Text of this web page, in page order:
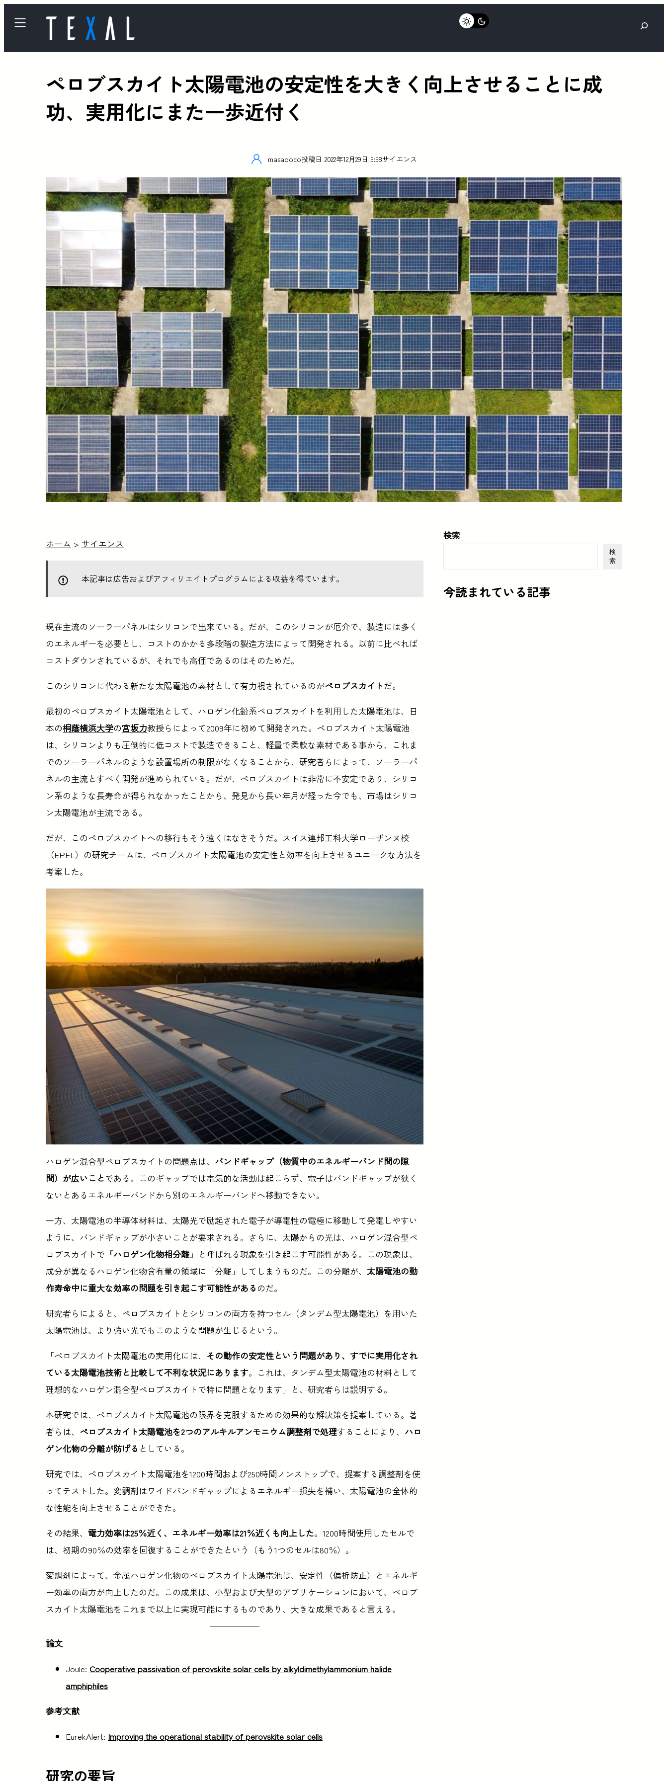
検
ペロブスカイト太陽電池の安定性を大きく向上させることに成
功、実用化にまた一歩近付く
masapoco投稿日 2022年12月29日 5:58サイエンス
ホーム > サイエンス
本記事は広告およびアフィリエイトプログラムによる収益を得ています。
現在主流のソーラーパネルはシリコンで出来ている。だが、このシリコンが厄介で、製造には多く
のエネルギーを必要とし、コストのかかる多段階の製造方法によって開発される。以前に比べれば
コストダウンされているが、それでも高価であるのはそのためだ。
このシリコンに代わる新たな太陽電池の素材として有力視されているのがペロブスカイトだ。
最初のペロブスカイト太陽電池として、ハロゲン化鉛系ペロブスカイトを利用した太陽電池は、日
本の桐蔭横浜大学の宮坂力教授らによって2009年に初めて開発された。ペロブスカイト太陽電池
は、シリコンよりも圧倒的に低コストで製造できること、軽量で柔軟な素材である事から、これま
でのソーラーパネルのような設置場所の制限がなくなることから、研究者らによって、ソーラーパ
ネルの主流とすべく開発が進められている。だが、ペロブスカイトは非常に不安定であり、シリコ
ン系のような長寿命が得られなかったことから、発見から長い年月が経った今でも、市場はシリコ
ン太陽電池が主流である。
だが、このペロブスカイトへの移行もそう遠くはなさそうだ。スイス連邦工科大学ローザンヌ校
（EPFL）の研究チームは、ペロブスカイト太陽電池の安定性と効率を向上させるユニークな方法を
考案した。
ハロゲン混合型ペロブスカイトの問題点は、 バンドギャップ（物質中のエネルギーバンド間の隙
間）が広いことである。このギャップでは電気的な活動は起こらず、電子はバンドギャップが狭く
ないとあるエネルギーバンドから別のエネルギーバンドへ移動できない。
一方、太陽電池の半導体材料は、太陽光で励起された電子が導電性の電極に移動して発電しやすい
ように、バンドギャップが小さいことが要求される。さらに、太陽からの光は、ハロゲン混合型ペ
ロブスカイトで 「ハロゲン化物相分離」 と呼ばれる現象を引き起こす可能性がある。この現象は、
成分が異なるハロゲン化物含有量の領域に「分離」してしまうものだ。この分離が、 太陽電池の動
作寿命中に重大な効率の問題を引き起こす可能性がある のだ。
研究者らによると、ペロブスカイトとシリコンの両方を持つセル（タンデム型太陽電池）を用いた
太陽電池は、より強い光でもこのような問題が生じるという。
「ペロブスカイト太陽電池の実用化には、 その動作の安定性という問題があり、すでに実用化され
ている太陽電池技術と比較して不利な状況にあります。これは、タンデム型太陽電池の材料として
理想的なハロゲン混合型ペロブスカイトで特に問題となります」と、研究者らは説明する。
本研究では、ペロブスカイト太陽電池の限界を克服するための効果的な解決策を提案している。著
者らは、 ペロブスカイト太陽電池を2つのアルキルアンモニウム調整剤で処理することにより、 ハロ
ゲン化物の分離が防げる としている。
研究では、ペロブスカイト太陽電池を1200時間および250時間ノンストップで、提案する調整剤を使
ってテストした。変調剤はワイドバンドギャップによるエネルギー損失を補い、太陽電池の全体的
な性能を向上させることができた。
その結果、 電力効率は25％近く、エネルギー効率は21％近くも向上した。1200時間使用したセルで
は、初期の90％の効率を回復することができたという（もう1つのセルは80％）。
変調剤によって、金属ハロゲン化物のペロブスカイト太陽電池は、安定性（偏析防止）とエネルギ
ー効率の両方が向上したのだ。この成果は、小型および大型のアプリケーションにおいて、ペロブ
スカイト太陽電池をこれまで以上に実現可能にするものであり、大きな成果であると言える。
論文
Joule: Cooperative passivation of perovskite solar cells by alkyldimethylammonium halide
amphiphiles
参考文献
EurekAlert: Improving the operational stability of perovskite solar cells
研究の要旨
検索
検
索
今読まれている記事